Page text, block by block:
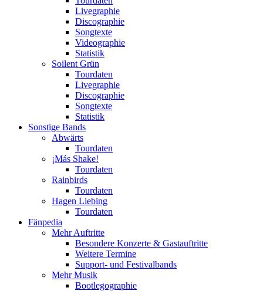
Livegraphie
Discographie
Songtexte
Videographie
Statistik
Soilent Grün
Tourdaten
Livegraphie
Discographie
Songtexte
Statistik
Sonstige Bands
Abwärts
Tourdaten
¡Más Shake!
Tourdaten
Rainbirds
Tourdaten
Hagen Liebing
Tourdaten
Fänpedia
Mehr Auftritte
Besondere Konzerte & Gastauftritte
Weitere Termine
Support- und Festivalbands
Mehr Musik
Bootlegographie